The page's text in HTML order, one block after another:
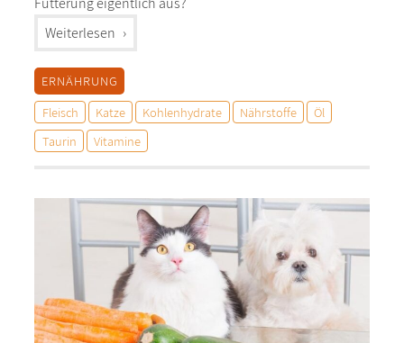
Weiterlesen "%s"
ERNÄHRUNG
Fleisch
Katze Kohlenhydrate Nährstoffe
Öl
Taurin
Vitamine